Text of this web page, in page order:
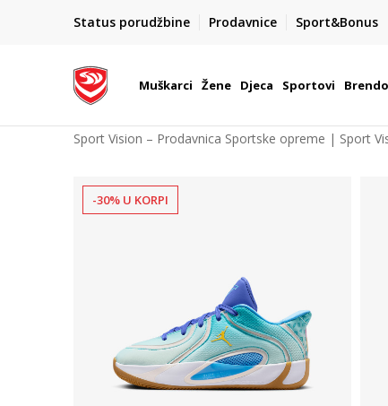
Status porudžbine Prodavnice Sport&Bonus
POZOVITE NAS NA : 055/490-400
Pon-Pet od 9h - 16h
Muškarci Žene Djeca Sportovi
Sport Vision – Prodavnica Sportske opreme | Sport
-30% U KORPI